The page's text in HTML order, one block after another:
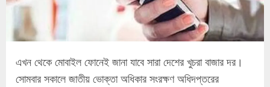
এখন থেকে মোবাইল ফোনেই জানা যাবে সারা দেশের খুচরা বাজার দর।
সোমবার সকালে জাতীয় ভোক্তা অধিকার সংরক্ষণ অধিদপ্তরের